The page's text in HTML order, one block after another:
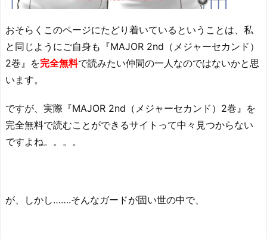
おそらくこのページにたどり着いているということは、私
と同じようにご自身も『MAJOR 2nd（メジャーセカンド）
2巻』を完全無料で読みたい仲間の一人なのではないかと思
います。
ですが、実際『MAJOR 2nd（メジャーセカンド）2巻』を
完全無料で読むことができるサイトって中々見つからない
ですよね。。。。
が、しかし…….そんなガードが固い世の中で、